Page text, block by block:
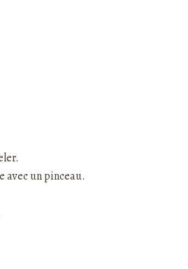
avec un pinceau.